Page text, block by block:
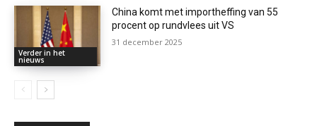
Verder in het
nieuws
China komt met importheffing van 55
procent op rundvlees uit VS
31 december 2025